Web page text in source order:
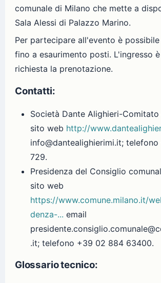
comunale di Milano che mette a
Sala Alessi di Palazzo Marino.
Per partecipare all'evento è
fino a esaurimento posti. L'ingresso
richiesta la prenotazione.
Contatti:
Società Dante Alighieri-
sito web http://
info@dantealighierimi.it;
729.
Presidenza del Consiglio
sito web
https://www.comune.milano.it/
denza-... email
.it; telefono +39 02 884 63400.
Glossario tecnico: